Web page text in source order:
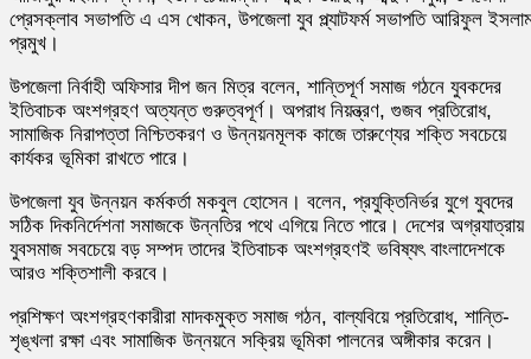
প্রেসক্লাব সভাপতি এ এস খোকন, উপজেলা যুব প্ল্যাটফর্ম সভাপতি আরিফুল
প্রমুখ।
উপজেলা নির্বাহী অফিসার দীপ জন মিত্র বলেন, শান্তিপূর্ণ সমাজ গঠনে যুবকদের
ইতিবাচক অংশগ্রহণ অত্যন্ত গুরুত্বপূর্ণ। অপরাধ নিয়ন্ত্রণ, গুজব প্রতিরোধ,
সামাজিক নিরাপত্তা নিশ্চিতকরণ ও উন্নয়নমূলক কাজে তারুণ্যের শক্তি সবচেয়ে
কার্যকর ভূমিকা রাখতে পারে।
উপজেলা যুব উন্নয়ন কর্মকর্তা মকবুল হোসেন। বলেন, প্রযুক্তিনির্ভর যুগে যুবদের
সঠিক দিকনির্দেশনা সমাজকে উন্নতির পথে এগিয়ে নিতে পারে। দেশের অগ্রযাত্রায়
যুবসমাজ সবচেয়ে বড় সম্পদ তাদের ইতিবাচক অংশগ্রহণই ভবিষ্যৎ বাংলাদেশকে
আরও শক্তিশালী করবে।
প্রশিক্ষণ অংশগ্রহণকারীরা মাদকমুক্ত সমাজ গঠন, বাল্যবিয়ে প্রতিরোধ, শান্তি-
শৃঙ্খলা রক্ষা এবং সামাজিক উন্নয়নে সক্রিয় ভূমিকা পালনের অঙ্গীকার করেন।